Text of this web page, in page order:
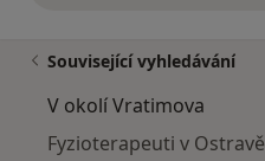
Související vyhledávání
V okolí Vratimova
Fyzioterapeuti v Ostravě